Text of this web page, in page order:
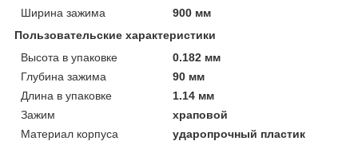
Ширина зажима
900 мм
Пользовательские характеристики
Высота в упаковке
0.182 мм
Глубина зажима
90 мм
Длина в упаковке
1.14 мм
Зажим
храповой
Материал корпуса
ударопрочный пластик